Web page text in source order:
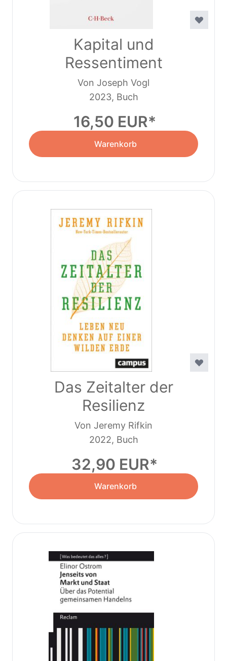
Kapital und
Ressentiment
Von Joseph Vogl
2023, Buch
16,50 EUR
Warenkorb
Das Zeitalter der
Resilienz
Von Jeremy Rifkin
2022, Buch
32,90 EUR
Warenkorb